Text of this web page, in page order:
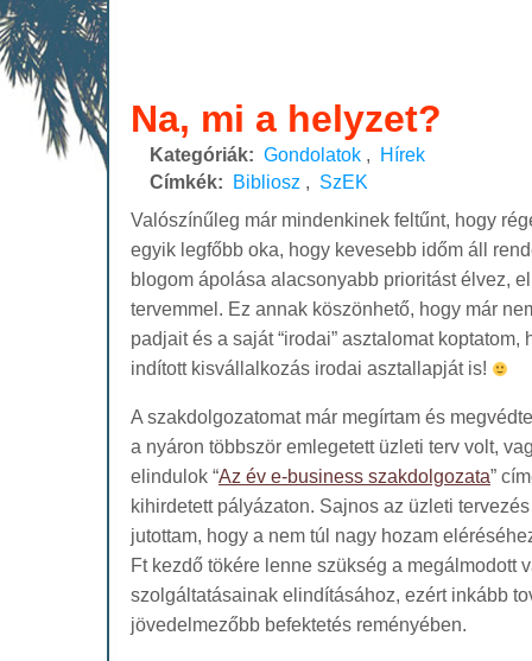
Na, mi a helyzet?
Kategóriák: Gondolatok , Hírek
Címkék: Bibliosz , SzEK
Valószínűleg már mindenkinek feltűnt, hogy
egyik legfőbb oka, hogy kevesebb időm áll
blogom ápolása alacsonyabb prioritást élvez,
tervemmel. Ez annak köszönhető, hogy már
padjait és a saját “irodai” asztalomat koptatom,
indított kisvállalkozás irodai asztallapját is!
A szakdolgozatomat már megírtam és
a nyáron többször emlegetett üzleti terv volt,
elindulok “Az év e-business szakdolgozata”
kihirdetett pályázaton. Sajnos az üzleti
jutottam, hogy a nem túl nagy hozam
Ft kezdő tökére lenne szükség a megálmodott
szolgáltatásainak elindításához, ezért inkább
jövedelmezőbb befektetés reményében.